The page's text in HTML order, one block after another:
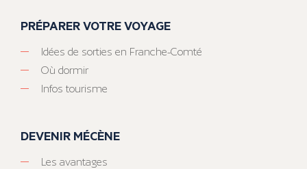
PRÉPARER VOTRE VOYAGE
Idées de sorties en Franche-Comté
Où dormir
Infos tourisme
DEVENIR MÉCÈNE
Les avantages